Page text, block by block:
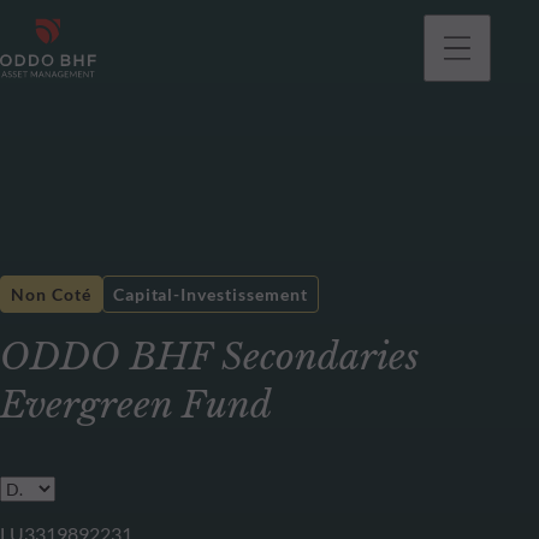
ODDO BHF Secondaries
Evergreen Fund
Non Coté Capital-Investissement
LU3319892231